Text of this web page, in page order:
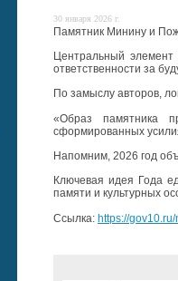
30 января 2026 г.
Памятник Минину и
Центральный
ответственности за
По замыслу авторов,
«Образ памятника
сформированных
Напомним, 2026 год
Ключевая идея Года
памяти и культурных
Ссылка: https://